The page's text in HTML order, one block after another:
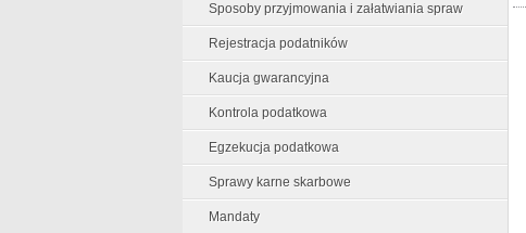
Sposoby przyjmowania i załatwiania spraw
Rejestracja podatników
Kaucja gwarancyjna
Kontrola podatkowa
Egzekucja podatkowa
Sprawy karne skarbowe
Mandaty